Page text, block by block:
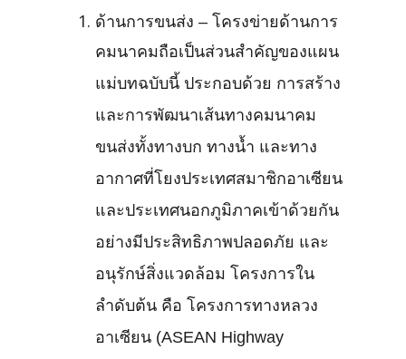
ด้านการขนส่ง – โครงข่ายด้านการ
คมนาคมถือเป็นส่วนสำคัญของแผน
แม่บทฉบับนี้ ประกอบด้วย การสร้าง
และการพัฒนาเส้นทางคมนาคม
ขนส่งทั้งทางบก ทางน้ำ และทาง
อากาศที่โยงประเทศสมาชิกอาเซียน
และประเทศนอกภูมิภาคเข้าด้วยกัน
อย่างมีประสิทธิภาพปลอดภัย และ
อนุรักษ์สิ่งแวดล้อม โครงการใน
ลำดับต้น คือ โครงการทางหลวง
อาเซียน (ASEAN Highway